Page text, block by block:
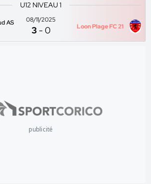
U12 NIVEAU 1
AS
08/11/2025
3 -0 Loon Plage FC 21
publicité